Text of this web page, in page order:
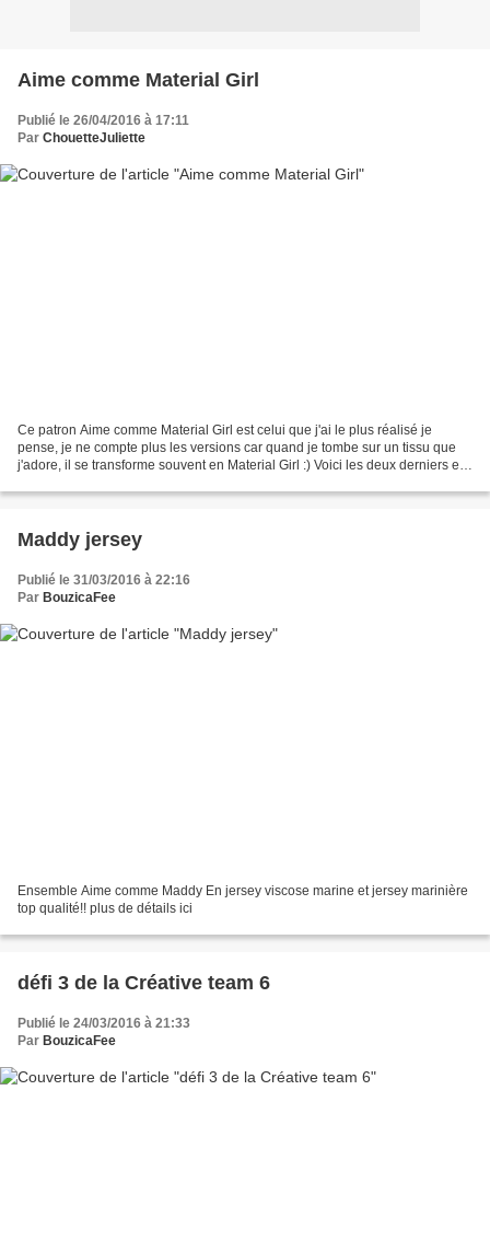
Aime comme Material Girl
Publié le 26/04/2016 à 17:11
Par ChouetteJuliette
Ce patron Aime comme Material Girl est celui que j'ai le plus réalisé je
pense, je ne compte plus les versions car quand je tombe sur un tissu que
j'adore, il se transforme souvent en Material Girl :) Voici les deux derniers en
Maddy jersey
Publié le 31/03/2016 à 22:16
Par BouzicaFee
Ensemble Aime comme Maddy En jersey viscose marine et jersey marinière
top qualité!! plus de détails ici
défi 3 de la Créative team 6
Publié le 24/03/2016 à 21:33
Par BouzicaFee